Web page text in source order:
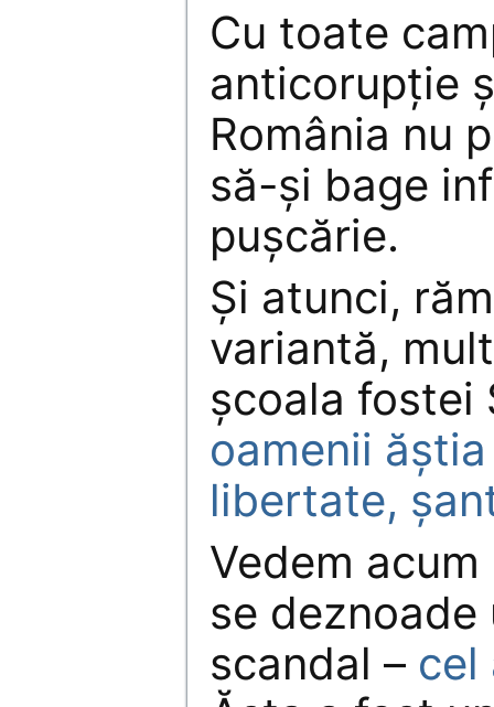
Cu toate
anticorupție
România nu
să-și bage
pușcărie.
Și atunci,
variantă,
școala
oamenii
libertate,
Vedem
se deznoade
scandal – cel